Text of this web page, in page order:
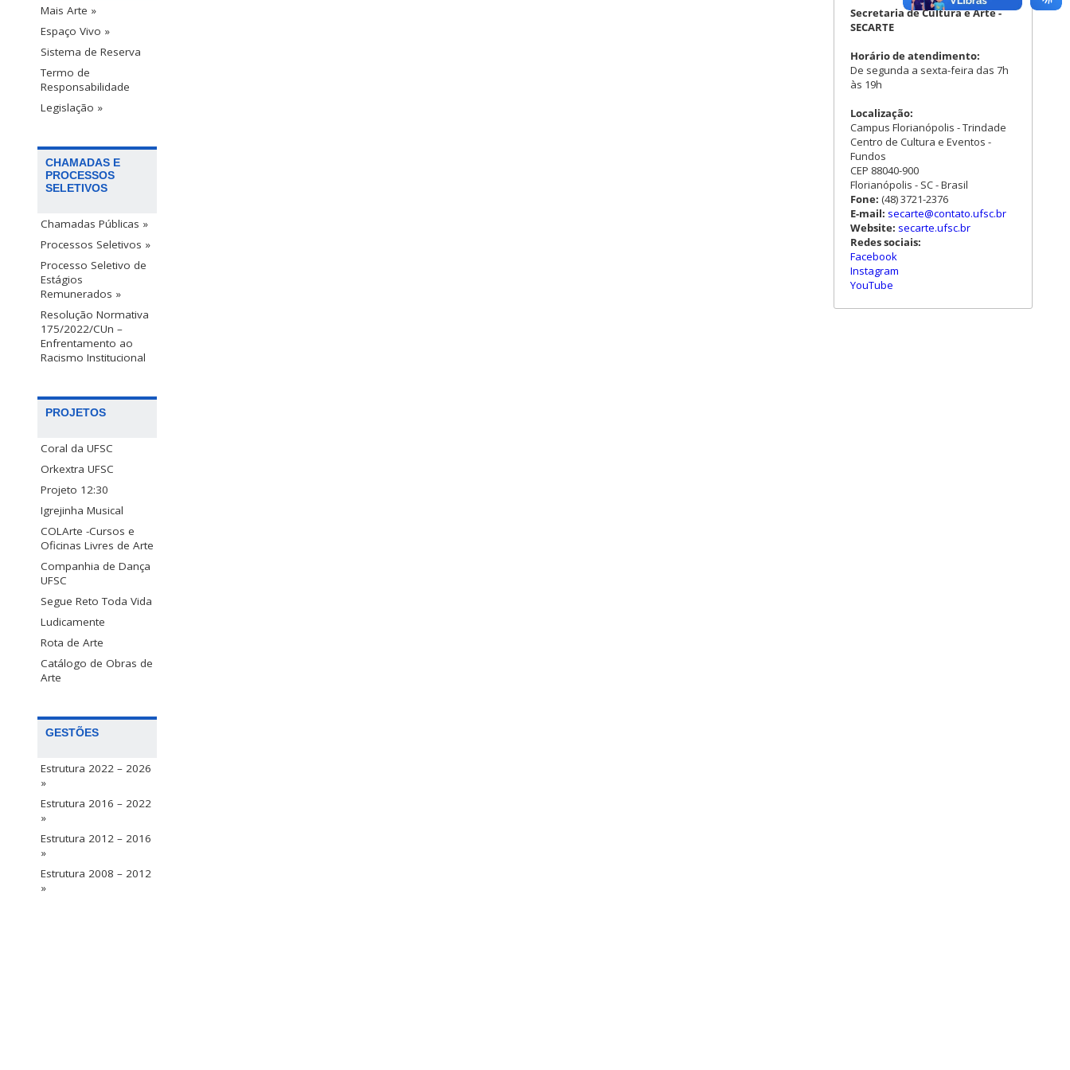
Mais Arte »
Espaço Vivo »
Sistema de Reserva
Termo de
Responsabilidade
Legislação »
CHAMADAS E
PROCESSOS
SELETIVOS
Chamadas Públicas »
Processos Seletivos »
Processo Seletivo de
Estágios
Remunerados »
Resolução Normativa
175/2022/CUn –
Enfrentamento ao
Racismo Institucional
PROJETOS
Coral da UFSC
Orkextra UFSC
Projeto 12:30
Igrejinha Musical
COLArte -Cursos e
Oficinas Livres de Arte
Companhia de Dança
UFSC
Segue Reto Toda Vida
Ludicamente
Rota de Arte
Catálogo de Obras de
Arte
GESTÕES
Estrutura 2022 – 2026
»
Estrutura 2016 – 2022
»
Estrutura 2012 – 2016
»
Estrutura 2008 – 2012
»
Secretaria de Cultura e Arte -
SECARTE
Horário de atendimento:
De segunda a sexta-feira das 7h
às 19h
Localização:
Campus Florianópolis - Trindade
Centro de Cultura e Eventos -
Fundos
CEP 88040-900
Florianópolis - SC - Brasil
Fone: (48) 3721-2376
E-mail: secarte@contato.ufsc.br
Website: secarte.ufsc.br
Redes sociais:
Facebook
Instagram
YouTube